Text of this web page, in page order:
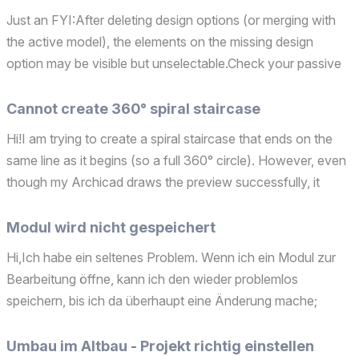
Just an FYI:After deleting design options (or merging with
the active model), the elements on the missing design
option may be visible but unselectable.Check your passive
may be the reason these objects are unselect...
Cannot create 360° spiral staircase
Hi!I am trying to create a spiral staircase that ends on the
same line as it begins (so a full 360° circle). However, even
though my Archicad draws the preview successfully, it
as one object? Does Archicad read the s...
Modul wird nicht gespeichert
Hi,Ich habe ein seltenes Problem. Wenn ich ein Modul zur
Bearbeitung öffne, kann ich den wieder problemlos
speichern, bis ich da überhaupt eine Änderung mache;
hängt nicht, es wird nur ignoriert. Hat das jemand schon g...
Umbau im Altbau - Projekt richtig einstellen